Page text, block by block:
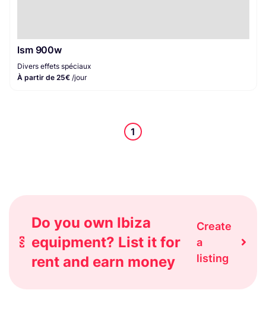
lsm 900w
Divers effets spéciaux
À partir de 25€ /jour
1
Do you own Ibiza
equipment? List it for
rent and earn money
Create
a
listing